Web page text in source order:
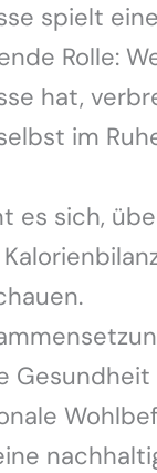
spielt eine
Rolle:
hat,
im
es sich,